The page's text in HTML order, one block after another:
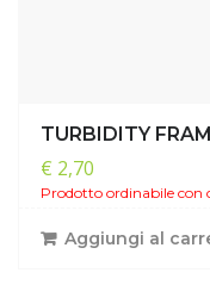
TURBIDITY
€ 2,70
Prodotto ordinabile con
Aggiungi al